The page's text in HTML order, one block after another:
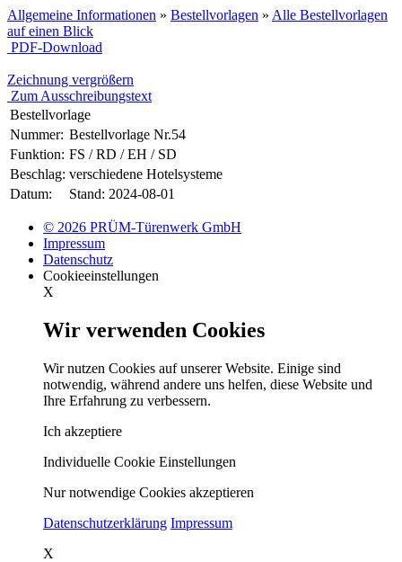
Allgemeine Informationen » Bestellvorlagen » Alle Bestellvorlagen
auf einen Blick
PDF-Download
Zeichnung vergrößern
Zum Ausschreibungstext
Bestellvorlage
Nummer: Bestellvorlage Nr.54
Funktion: FS / RD / EH / SD
Beschlag: verschiedene Hotelsysteme
Datum:
Stand: 2024-08-01
© 2026 PRÜM-Türenwerk GmbH
Impressum
Datenschutz
Cookieeinstellungen
X
Wir verwenden Cookies
Wir nutzen Cookies auf unserer Website. Einige sind
notwendig, während andere uns helfen, diese Website und
Ihre Erfahrung zu verbessern.
Ich akzeptiere
Individuelle Cookie Einstellungen
Nur notwendige Cookies akzeptieren
Datenschutzerklärung Impressum
X